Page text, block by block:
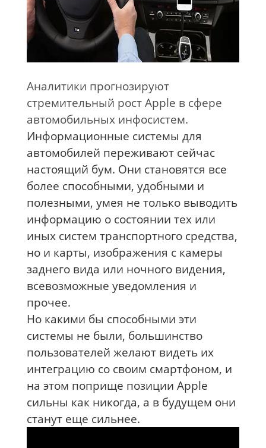
Аналитики прогнозируют
стремительный рост Apple в сфере
автомобильных инфосистем.
Информационные системы для
автомобилей переживают сейчас
настоящий бум. Они становятся все
более способными, удобными и
полезными, умея не только выводить
информацию о состоянии тех или
иных систем транспортного средства,
но и карты, изображения с камеры
заднего вида или ночного видения,
всевозможные уведомления и
прочее.
Но какими бы способными эти
системы не были, большинство
пользователей желают видеть их
интеграцию со своим смартфоном, и
на этом поприще позиции Apple
сильны как никогда, а в будущем они
станут еще сильнее.